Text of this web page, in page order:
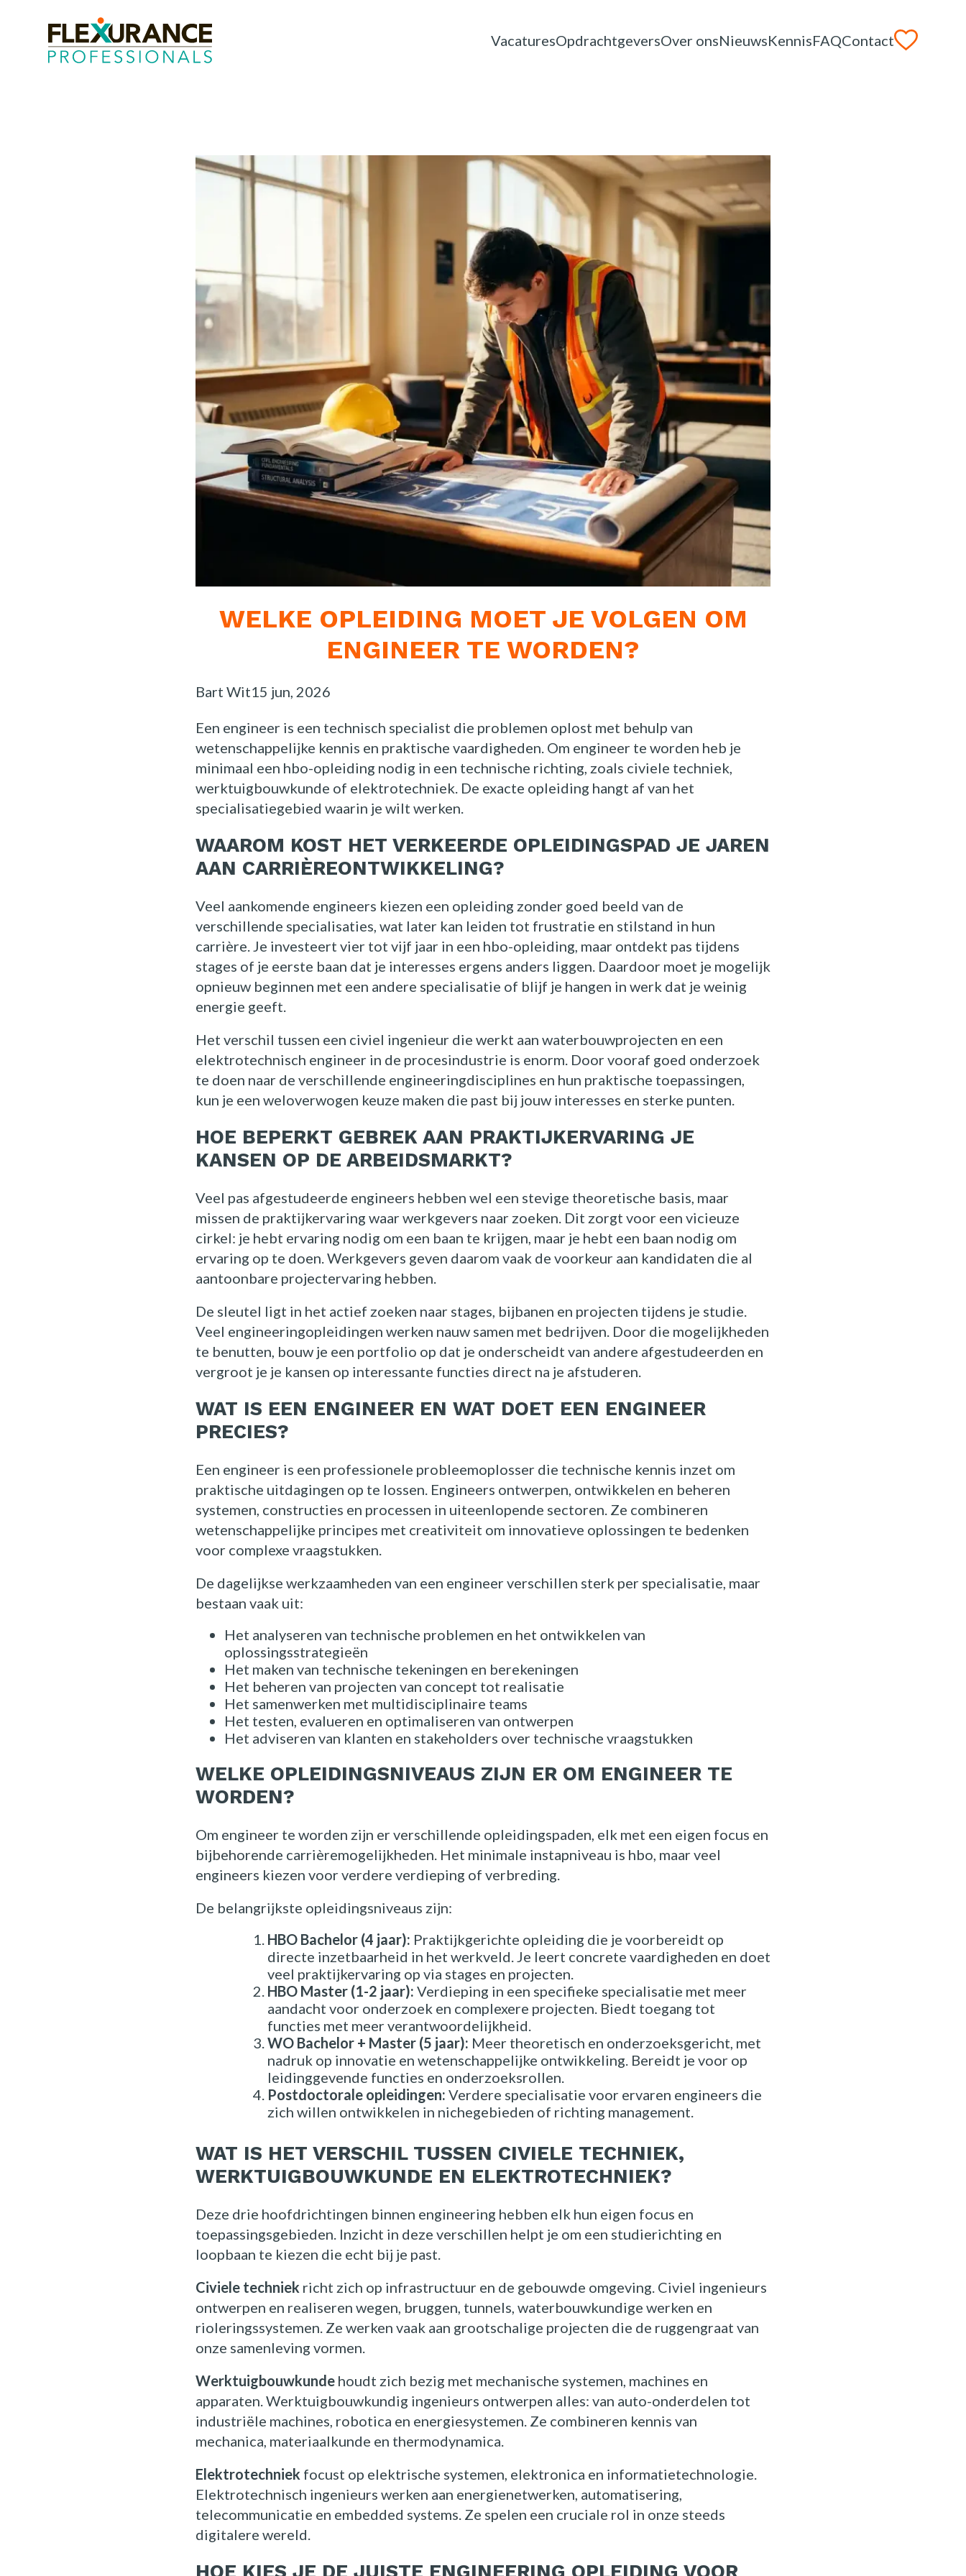
VacaturesOpdrachtgeversOver onsNieuwsKennisFAQContact
Home
Opdrachtgevers
Over ons
Nieuws
Kennis
Contact
FAQ
WELKE OPLEIDING MOET JE VOLGEN OM
ENGINEER TE WORDEN?
Posted
Bart Wit15 jun, 2026
Een engineer is een technisch specialist die problemen oplost met behulp van
wetenschappelijke kennis en praktische vaardigheden. Om engineer te worden heb je
minimaal een hbo-opleiding nodig in een technische richting, zoals civiele techniek,
werktuigbouwkunde of elektrotechniek. De exacte opleiding hangt af van het
specialisatiegebied waarin je wilt werken.
WAAROM KOST HET VERKEERDE OPLEIDINGSPAD JE JAREN
AAN CARRIÈREONTWIKKELING?
Veel aankomende engineers kiezen een opleiding zonder goed beeld van de
verschillende specialisaties, wat later kan leiden tot frustratie en stilstand in hun
carrière. Je investeert vier tot vijf jaar in een hbo-opleiding, maar ontdekt pas tijdens
stages of je eerste baan dat je interesses ergens anders liggen. Daardoor moet je mogelijk
opnieuw beginnen met een andere specialisatie of blijf je hangen in werk dat je weinig
energie geeft.
Het verschil tussen een civiel ingenieur die werkt aan waterbouwprojecten en een
elektrotechnisch engineer in de procesindustrie is enorm. Door vooraf goed onderzoek
te doen naar de verschillende engineeringdisciplines en hun praktische toepassingen,
kun je een weloverwogen keuze maken die past bij jouw interesses en sterke punten.
HOE BEPERKT GEBREK AAN PRAKTIJKERVARING JE
KANSEN OP DE ARBEIDSMARKT?
Veel pas afgestudeerde engineers hebben wel een stevige theoretische basis, maar
missen de praktijkervaring waar werkgevers naar zoeken. Dit zorgt voor een vicieuze
cirkel: je hebt ervaring nodig om een baan te krijgen, maar je hebt een baan nodig om
ervaring op te doen. Werkgevers geven daarom vaak de voorkeur aan kandidaten die al
aantoonbare projectervaring hebben.
De sleutel ligt in het actief zoeken naar stages, bijbanen en projecten tijdens je studie.
Veel engineeringopleidingen werken nauw samen met bedrijven. Door die mogelijkheden
te benutten, bouw je een portfolio op dat je onderscheidt van andere afgestudeerden en
vergroot je je kansen op interessante functies direct na je afstuderen.
WAT IS EEN ENGINEER EN WAT DOET EEN ENGINEER
PRECIES?
Een engineer is een professionele probleemoplosser die technische kennis inzet om
praktische uitdagingen op te lossen. Engineers ontwerpen, ontwikkelen en beheren
systemen, constructies en processen in uiteenlopende sectoren. Ze combineren
wetenschappelijke principes met creativiteit om innovatieve oplossingen te bedenken
voor complexe vraagstukken.
De dagelijkse werkzaamheden van een engineer verschillen sterk per specialisatie, maar
bestaan vaak uit:
Het analyseren van technische problemen en het ontwikkelen van
oplossingsstrategieën
Het maken van technische tekeningen en berekeningen
Het beheren van projecten van concept tot realisatie
Het samenwerken met multidisciplinaire teams
Het testen, evalueren en optimaliseren van ontwerpen
Het adviseren van klanten en stakeholders over technische vraagstukken
WELKE OPLEIDINGSNIVEAUS ZIJN ER OM ENGINEER TE
WORDEN?
Om engineer te worden zijn er verschillende opleidingspaden, elk met een eigen focus en
bijbehorende carrièremogelijkheden. Het minimale instapniveau is hbo, maar veel
engineers kiezen voor verdere verdieping of verbreding.
De belangrijkste opleidingsniveaus zijn:
HBO Bachelor (4 jaar): Praktijkgerichte opleiding die je voorbereidt op
directe inzetbaarheid in het werkveld. Je leert concrete vaardigheden en doet
veel praktijkervaring op via stages en projecten.
HBO Master (1-2 jaar): Verdieping in een specifieke specialisatie met meer
aandacht voor onderzoek en complexere projecten. Biedt toegang tot
functies met meer verantwoordelijkheid.
WO Bachelor + Master (5 jaar): Meer theoretisch en onderzoeksgericht, met
nadruk op innovatie en wetenschappelijke ontwikkeling. Bereidt je voor op
leidinggevende functies en onderzoeksrollen.
Postdoctorale opleidingen: Verdere specialisatie voor ervaren engineers die
zich willen ontwikkelen in nichegebieden of richting management.
WAT IS HET VERSCHIL TUSSEN CIVIELE TECHNIEK,
WERKTUIGBOUWKUNDE EN ELEKTROTECHNIEK?
Deze drie hoofdrichtingen binnen engineering hebben elk hun eigen focus en
toepassingsgebieden. Inzicht in deze verschillen helpt je om een studierichting en
loopbaan te kiezen die echt bij je past.
Civiele techniek richt zich op infrastructuur en de gebouwde omgeving. Civiel ingenieurs
ontwerpen en realiseren wegen, bruggen, tunnels, waterbouwkundige werken en
rioleringssystemen. Ze werken vaak aan grootschalige projecten die de ruggengraat van
onze samenleving vormen.
Werktuigbouwkunde houdt zich bezig met mechanische systemen, machines en
apparaten. Werktuigbouwkundig ingenieurs ontwerpen alles: van auto-onderdelen tot
industriële machines, robotica en energiesystemen. Ze combineren kennis van
mechanica, materiaalkunde en thermodynamica.
Elektrotechniek focust op elektrische systemen, elektronica en informatietechnologie.
Elektrotechnisch ingenieurs werken aan energienetwerken, automatisering,
telecommunicatie en embedded systems. Ze spelen een cruciale rol in onze steeds
digitalere wereld.